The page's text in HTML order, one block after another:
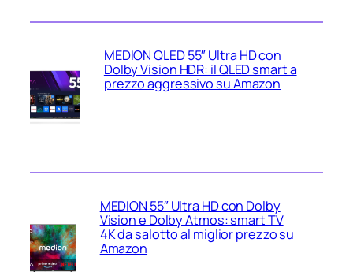
MEDION QLED 55″ Ultra HD con
Dolby Vision HDR: il QLED smart a
prezzo aggressivo su Amazon
MEDION 55″ Ultra HD con Dolby
Vision e Dolby Atmos: smart TV
4K da salotto al miglior prezzo su
Amazon